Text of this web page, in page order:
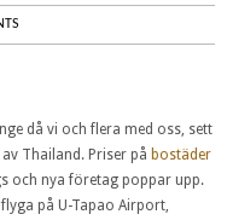
då vi och flera med oss, sett
Thailand. Priser på bostäder
och nya företag poppar upp.
på U-Tapao Airport,